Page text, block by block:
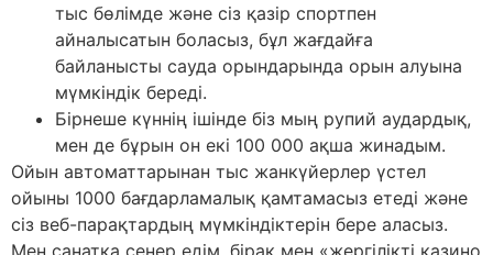
тыс бөлімде және сіз қазір спортпен
айналысатын боласыз, бұл жағдайға
байланысты сауда орындарында орын алуына
мүмкіндік береді.
Бірнеше күннің ішінде біз мың рупий аудардық,
мен де бұрын он екі 100 000 ақша жинадым.
Ойын автоматтарынан тыс жанкүйерлер үстел
ойыны 1000 бағдарламалық қамтамасыз етеді және
сіз веб-парақтардың мүмкіндіктерін бере аласыз.
Мен санатқа сенер едім, бірақ мен «жергілікті казино